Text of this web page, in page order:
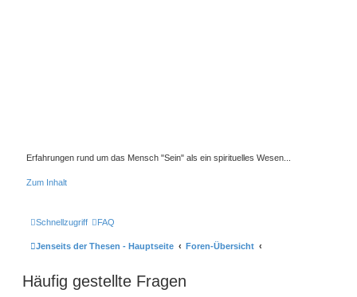
Erfahrungen rund um das Mensch "Sein" als ein spirituelles Wesen...
Zum Inhalt
Schnellzugriff FAQ
Jenseits der Thesen - Hauptseite Foren-Übersicht
Häufig gestellte Fragen